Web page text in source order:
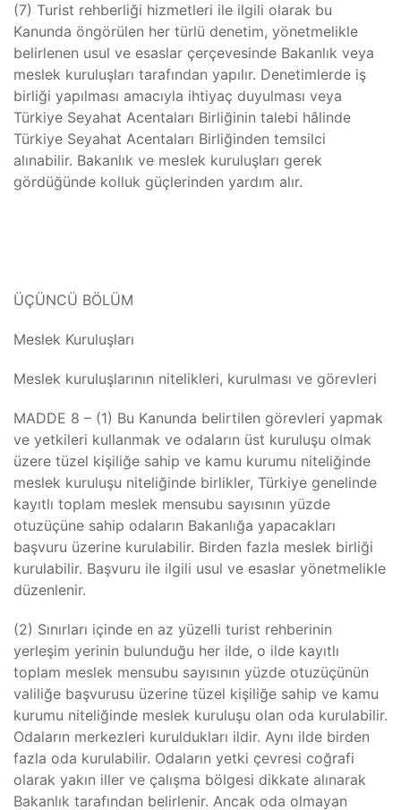
(7) Turist rehberliği hizmetleri ile ilgili olarak bu
Kanunda öngörülen her türlü denetim, yönetmelikle
belirlenen usul ve esaslar çerçevesinde Bakanlık veya
meslek kuruluşları tarafından yapılır. Denetimlerde iş
birliği yapılması amacıyla ihtiyaç duyulması veya
Türkiye Seyahat Acentaları Birliğinin talebi hâlinde
Türkiye Seyahat Acentaları Birliğinden temsilci
alınabilir. Bakanlık ve meslek kuruluşları gerek
gördüğünde kolluk güçlerinden yardım alır.
ÜÇÜNCÜ BÖLÜM
Meslek Kuruluşları
Meslek kuruluşlarının nitelikleri, kurulması ve görevleri
MADDE 8 – (1) Bu Kanunda belirtilen görevleri yapmak
ve yetkileri kullanmak ve odaların üst kuruluşu olmak
üzere tüzel kişiliğe sahip ve kamu kurumu niteliğinde
meslek kuruluşu niteliğinde birlikler, Türkiye genelinde
kayıtlı toplam meslek mensubu sayısının yüzde
otuzüçüne sahip odaların Bakanlığa yapacakları
başvuru üzerine kurulabilir. Birden fazla meslek birliği
kurulabilir. Başvuru ile ilgili usul ve esaslar yönetmelikle
düzenlenir.
(2) Sınırları içinde en az yüzelli turist rehberinin
yerleşim yerinin bulunduğu her ilde, o ilde kayıtlı
toplam meslek mensubu sayısının yüzde otuzüçünün
valiliğe başvurusu üzerine tüzel kişiliğe sahip ve kamu
kurumu niteliğinde meslek kuruluşu olan oda kurulabilir.
Odaların merkezleri kuruldukları ildir. Aynı ilde birden
fazla oda kurulabilir. Odaların yetki çevresi coğrafi
olarak yakın iller ve çalışma bölgesi dikkate alınarak
Bakanlık tarafından belirlenir. Ancak oda olmayan